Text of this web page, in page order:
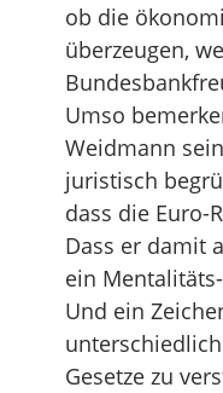
ob die
überzeugen,
Umso
Weidmann
juristisch
dass die Euro-
Dass er damit
ein
Und ein
Gesetze zu